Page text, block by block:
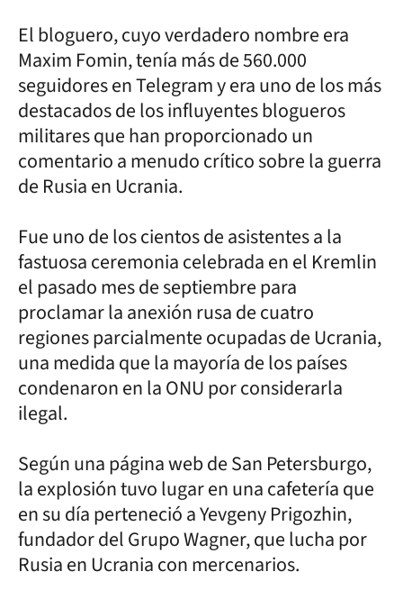
El bloguero, cuyo verdadero nombre era
Maxim Fomin, tenía más de 560.000
seguidores en Telegram y era uno de los más
destacados de los influyentes blogueros
militares que han proporcionado un
comentario a menudo crítico sobre la guerra
de Rusia en Ucrania.
Fue uno de los cientos de asistentes a la
fastuosa ceremonia celebrada en el Kremlin
el pasado mes de septiembre para
proclamar la anexión rusa de cuatro
regiones parcialmente ocupadas de Ucrania,
una medida que la mayoría de los países
condenaron en la ONU por considerarla
ilegal.
Según una página web de San Petersburgo,
la explosión tuvo lugar en una cafetería que
en su día perteneció a Yevgeny Prigozhin,
fundador del Grupo Wagner, que lucha por
Rusia en Ucrania con mercenarios.